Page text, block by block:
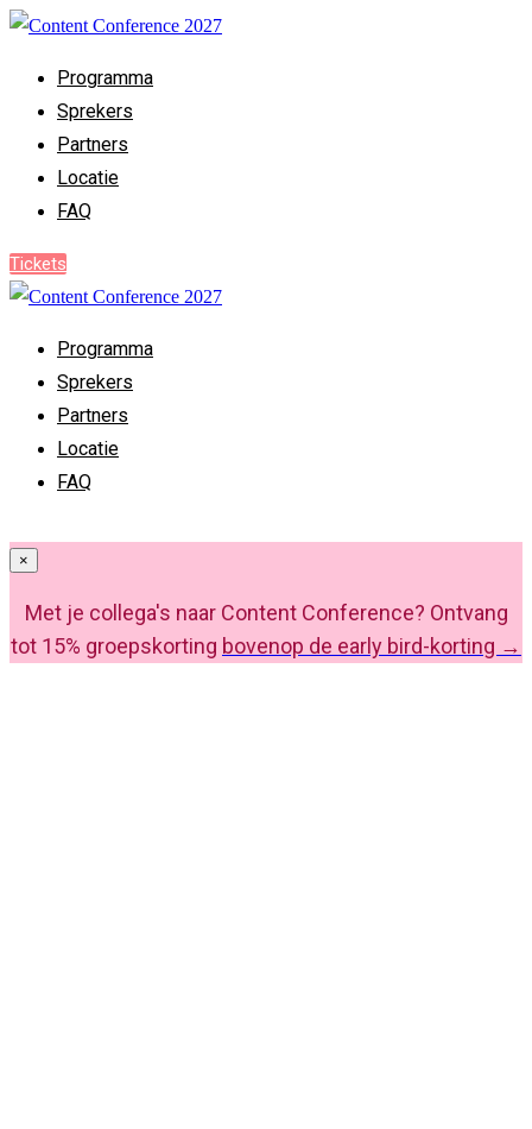
Programma
Sprekers
Partners
Locatie
FAQ
Tickets
Programma
Sprekers
Partners
Locatie
FAQ
×
Met je collega's naar Content Conference? Ontvang
tot 15% groepskorting bovenop de early bird-korting →